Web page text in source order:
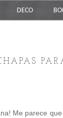
DECO
Me parece